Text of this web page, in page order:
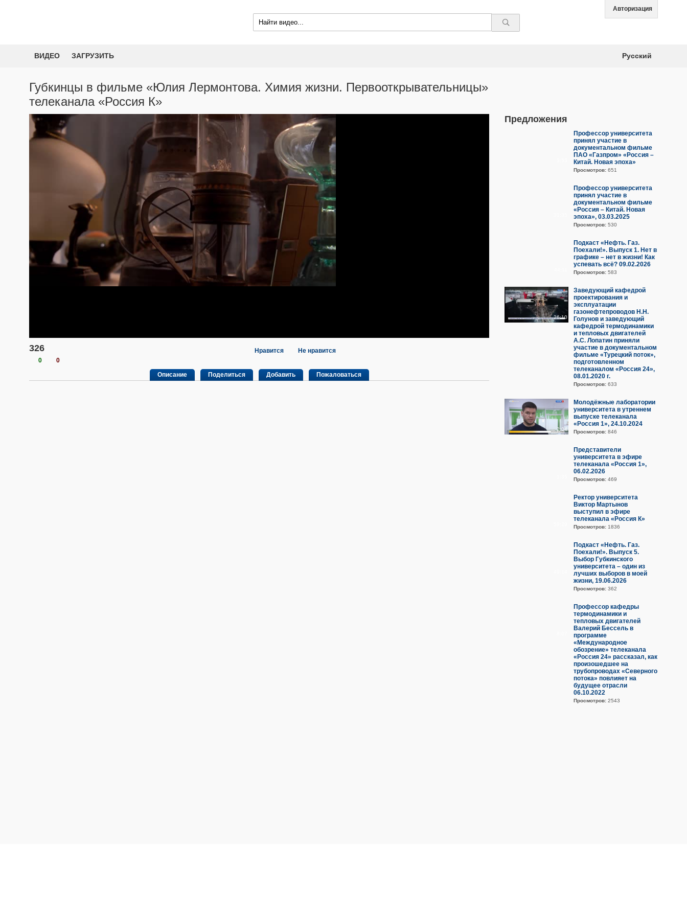
Авторизация
ВИДЕО ЗАГРУЗИТЬ Русский
Губкинцы в фильме «Юлия Лермонтова. Химия жизни. Первооткрывательницы»
телеканала «Россия К»
326
0 0
Нравится Не нравится
Описание Поделиться Добавить Пожаловаться
Предложения
Профессор университета
принял участие в
документальном фильме
ПАО «Газпром» «Россия –
Китай. Новая эпоха»
Просмотров: 651
Профессор университета
принял участие в
документальном фильме
«Россия – Китай. Новая
эпоха», 03.03.2025
Просмотров: 530
Подкаст «Нефть. Газ.
Поехали!». Выпуск 1. Нет в
графике – нет в жизни! Как
успевать всё? 09.02.2026
Просмотров: 583
26:10
Заведующий кафедрой
проектирования и
эксплуатации
газонефтепроводов Н.Н.
Голунов и заведующий
кафедрой термодинамики
и тепловых двигателей
А.С. Лопатин приняли
участие в документальном
фильме «Турецкий поток»,
подготовленном
телеканалом «Россия 24»,
08.01.2020 г.
Просмотров: 633
2:04
Молодёжные лаборатории
университета в утреннем
выпуске телеканала
«Россия 1», 24.10.2024
Просмотров: 846
Представители
университета в эфире
телеканала «Россия 1»,
06.02.2026
Просмотров: 469
Ректор университета
Виктор Мартынов
выступил в эфире
телеканала «Россия К»
Просмотров: 1836
Подкаст «Нефть. Газ.
Поехали!». Выпуск 5.
Выбор Губкинского
университета – один из
лучших выборов в моей
жизни, 19.06.2026
Просмотров: 362
Профессор кафедры
термодинамики и
тепловых двигателей
Валерий Бессель в
программе
«Международное
обозрение» телеканала
«Россия 24» рассказал, как
произошедшее на
трубопроводах «Северного
потока» повлияет на
будущее отрасли
06.10.2022
Просмотров: 2543